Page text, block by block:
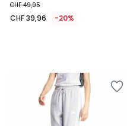
CHF 49,95
CHF 39,96 -20%